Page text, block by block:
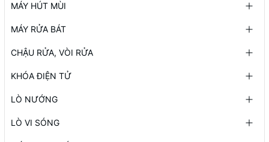
MÁY HÚT MÙI
MÁY RỬA BÁT
CHẬU RỬA, VÒI RỬA
KHÓA ĐIỆN TỬ
LÒ NƯỚNG
LÒ VI SÓNG